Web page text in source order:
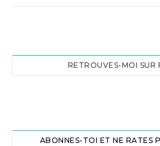
RETROUVES-MOI SUR
ABONNES-TOI ET NE RATES